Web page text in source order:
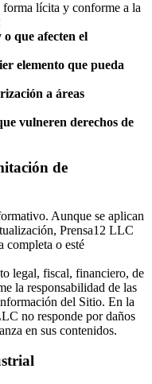
lícita y conforme a la
que afecten el
elemento que pueda
a áreas
vulneren derechos de
de
Aunque se aplican
Prensa12 LLC
completa o esté
legal, fiscal, financiero, de
la responsabilidad de las
del Sitio. En la
no responde por daños
en sus contenidos.